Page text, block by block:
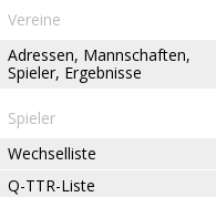
Vereine
Adressen, Mannschaften,
Spieler, Ergebnisse
Spieler
Wechselliste
Q-TTR-Liste